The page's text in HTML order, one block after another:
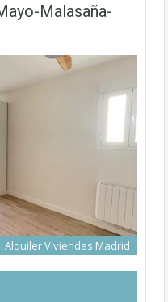
Malasaña-
Alquiler Viviendas Madrid